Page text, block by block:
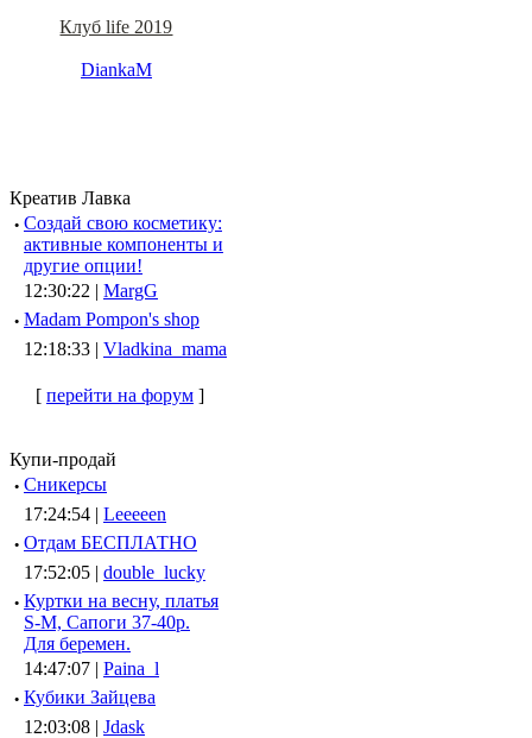
Клуб life 2019
DiankaM
Креатив Лавка
· Создай свою косметику:
активные компоненты и
другие опции!
12:30:22 | MargG
· Madam Pompon's shop
12:18:33 | Vladkina_mama
[ перейти на форум ]
Купи-продай
· Сникерсы
17:24:54 | Leeeeen
· Отдам БЕСПЛАТНО
17:52:05 | double_lucky
· Куртки на весну, платья
S-M, Сапоги 37-40р.
Для беремен.
14:47:07 | Paina_l
· Кубики Зайцева
12:03:08 | Jdask